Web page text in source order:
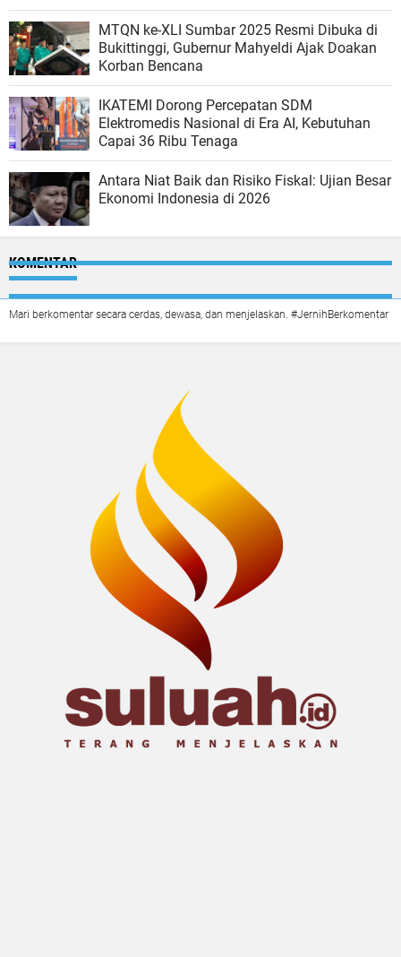
MTQN ke-XLI Sumbar 2025 Resmi Dibuka di
Bukittinggi, Gubernur Mahyeldi Ajak Doakan
Korban Bencana
IKATEMI Dorong Percepatan SDM
Elektromedis Nasional di Era AI, Kebutuhan
Capai 36 Ribu Tenaga
Antara Niat Baik dan Risiko Fiskal: Ujian Besar
Ekonomi Indonesia di 2026
KOMENTAR
Mari berkomentar secara cerdas, dewasa, dan menjelaskan. #JernihBerkomentar